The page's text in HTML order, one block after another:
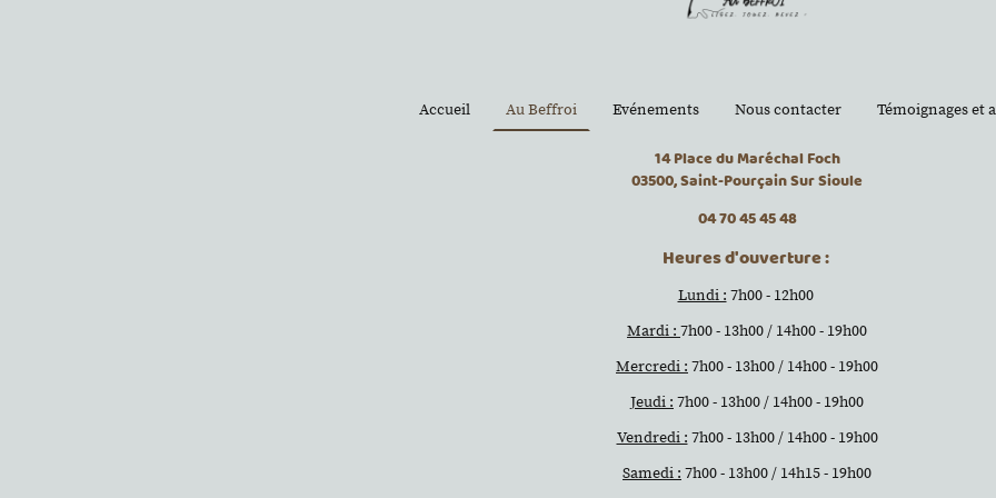
Accueil Au Beffroi Evénements Nous contacter Témoignages et
14 Place du Maréchal Foch
03500, Saint-Pourçain Sur Sioule
04 70 45 45 48
Heures d'ouverture :
Lundi : 7h00 - 12h00
Mardi : 7h00 - 13h00 / 14h00 - 19h00
Mercredi : 7h00 - 13h00 / 14h00 - 19h00
Jeudi : 7h00 - 13h00 / 14h00 - 19h00
Vendredi : 7h00 - 13h00 / 14h00 - 19h00
Samedi : 7h00 - 13h00 / 14h15 - 19h00